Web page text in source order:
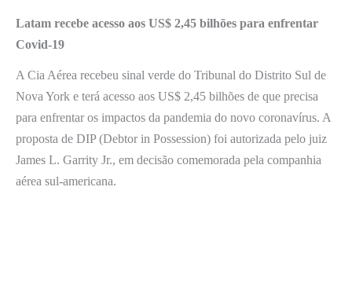
Latam recebe acesso aos US$ 2,45 bilhões para enfrentar
Covid-19
A Cia Aérea recebeu sinal verde do Tribunal do Distrito Sul de
Nova York e terá acesso aos US$ 2,45 bilhões de que precisa
para enfrentar os impactos da pandemia do novo coronavírus. A
proposta de DIP (Debtor in Possession) foi autorizada pelo juiz
James L. Garrity Jr., em decisão comemorada pela companhia
aérea sul-americana.